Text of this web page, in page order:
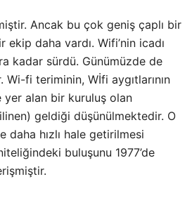
Ancak bu çok geniş çaplı bir
daha vardı. Wifi’nin icadı
kadar sürdü. Günümüzde de
fi teriminin, Wİfi aygıtlarının
yer alan bir kuruluş olan
geldiği düşünülmektedir. O
daha hızlı hale getirilmesi
buluşunu 1977’de